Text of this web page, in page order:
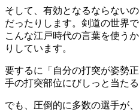
そして、有効となるならない
だったりします。剣道の世界
こんな江戸時代の言葉を使う
りしています。
要するに「自分の打突が姿勢
手の打突部位にびしっと当たる
でも、圧倒的に多数の選手が